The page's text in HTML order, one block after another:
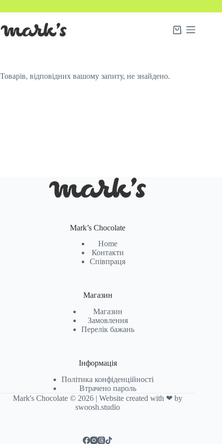
Товарів, відповідних вашому запиту, не знайдено.
Mark’s Chocolate
Home
Контакти
Співпраця
Магазин
Магазин
Замовлення
Перелік бажань
Інформація
Політика конфіденційності
Втрачено пароль
Mark's Chocolate © 2026 | Website created with ❤ by
swoosh.studio